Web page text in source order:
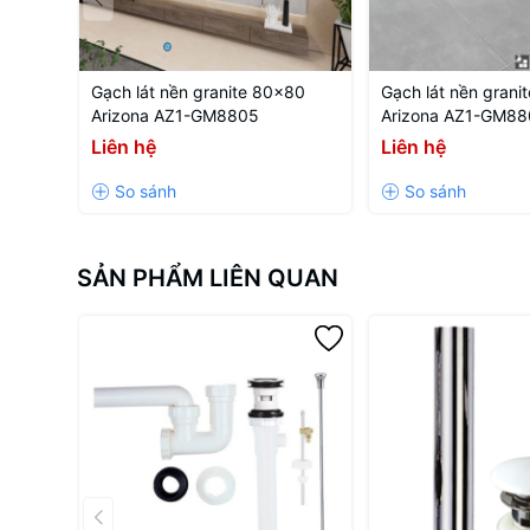
Áp lực nước
Thương hiệu
Công nghệ
Xuất xứ
Thiết bị vệ sinh Caesar
Thiết bị vệ sinh Caesar là thương hiệu đến từ Đài Loan
Caesar BF443 chính hãng và có
Đến với Caesar Citylife mua bộ xả gạt Caesar BF443 bạn
Những lợi ích khi mua phụ
+ Sản phẩm chính hãng, Bảo hành chính hãng
Gạch lát nền granite 80x80
Arizona AZ1-GM8805
Liên hệ
Gạch lát nền
Arizona AZ1-
Liên hệ
SẢN PHẨM LIÊN QUAN